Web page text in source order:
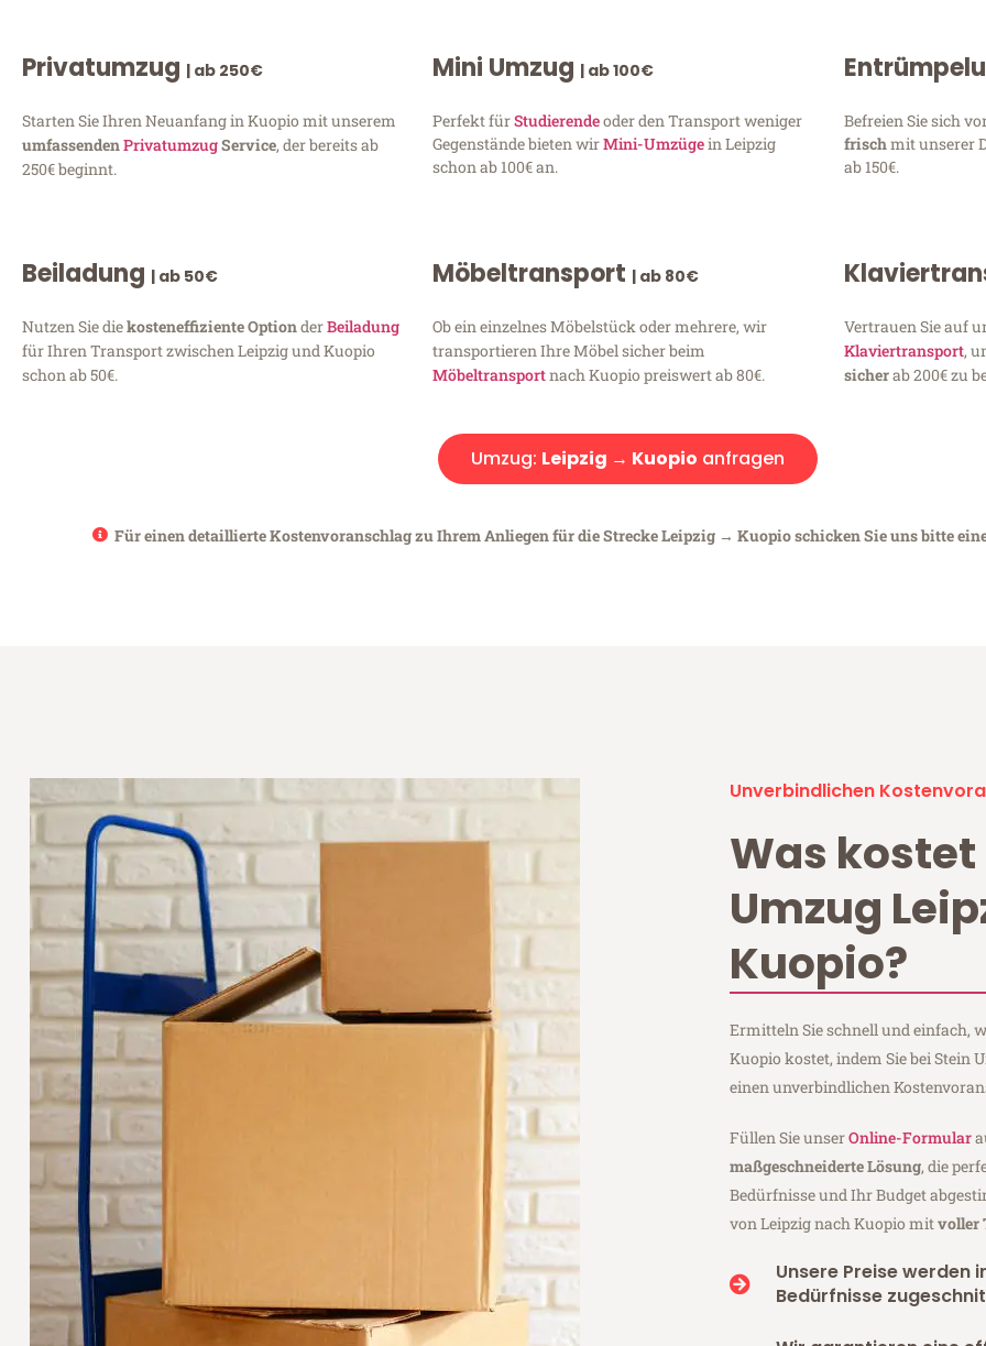
Privatumzug | ab 250€
Starten Sie Ihren Neuanfang in Kuopio mit unserem
umfassendenPrivatumzugService, der bereits ab
250€ beginnt.
Mini Umzug | ab 100€
Perfekt fürStudierendeoder den Transport weniger
Gegenstände bieten wirMini-Umzügein Leipzig
schon ab 100€ an.
Befreien Sie sich
frischmit unserer
ab 150€.
Beiladung | ab 50€
Nutzen Sie diekosteneffiziente OptionderBeiladung
für Ihren Transport zwischen Leipzig und Kuopio
schon ab 50€.
Möbeltransport | ab 80€
Ob ein einzelnes Möbelstück oder mehrere, wir
transportieren Ihre Möbel sicher beim
Möbeltransportnach Kuopio preiswert ab 80€.
Vertrauen Sie auf
Klaviertransport,
sicherab 200€ zu
Umzug: Leipzig → Kuopio anfragen
Für einen detaillierte Kostenvoranschlag zu Ihrem Anliegen für die Strecke Leipzig → Kuopio schicken Sie uns bitte
Unverbindlichen
Was kostet
Umzug
Kuopio?
Ermitteln Sie schnell und einfach,
Kuopio kostet, indem Sie bei Stein
einen unverbindlichen
Füllen Sie unserOnline-Formular
maßgeschneiderte Lösung, die
Bedürfnisse und Ihr Budget
von Leipzig nach Kuopio mitvoller
Unsere Preise werden
Bedürfnisse